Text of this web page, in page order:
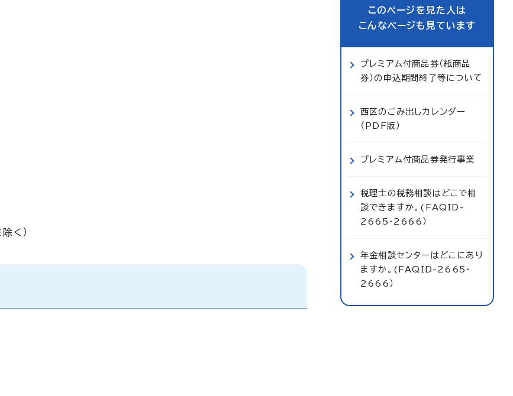
く）
このページを見た人は
こんなページも見ています
プレミアム付商品券（紙商品
券）の申込期間終了等について
西区のごみ出しカレンダー
（PDF版）
プレミアム付商品券発行事業
税理士の税務相談はどこで相
談できますか。(FAQID-
2665・2666）
年金相談センターはどこにあり
ますか。(FAQID-2665・
2666）